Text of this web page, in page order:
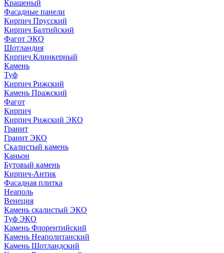
Крашеный
Фасадные панели
Кирпич Прусский
Кирпич Балтийский
Фагот ЭКО
Шотландия
Кирпич Клинкерный
Камень
Туф
Кирпич Рижский
Камень Пражский
Фагот
Кирпич
Кирпич Рижский ЭКО
Гранит
Гранит ЭКО
Скалистый камень
Каньон
Бутовый камень
Кирпич-Антик
Фасадная плитка
Неаполь
Венеция
Камень скалистый ЭКО
Туф ЭКО
Камень Флорентийский
Камень Неаполитанский
Камень Шотландский